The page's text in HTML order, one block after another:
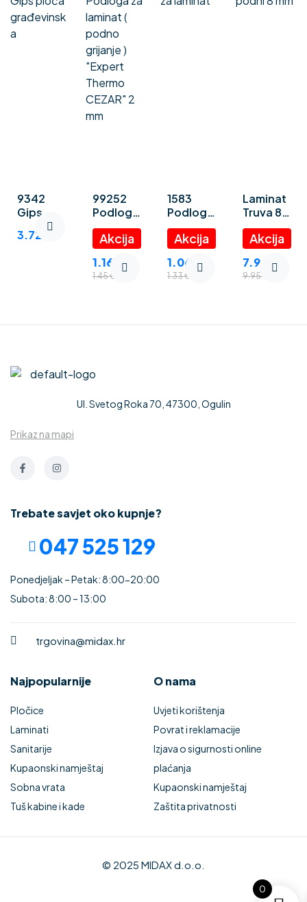
9342
Gips
ploča
građevin
3.72 €
99252
Podloga
za
laminat (
podno
grijanje )
“Expert
1.45€
1.16 €
1583
Podloga
za
laminat
“Polystyr
ene
foam” 3
1.33€
1.06 €
Laminat
Truva 8
mm
9.95€
7.96 €
Ul. Svetog Roka 70, 47300, Ogulin
Prikaz na mapi
Trebate savjet oko kupnje?
047 525 129
Ponedjeljak – Petak: 8:00-20:00
Subota: 8:00 – 13:00
trgovina@midax.hr
Najpopularnije
Pločice
Laminati
Sanitarije
Kupaonski namještaj
Sobna vrata
Tuš kabine i kade
O nama
Uvjeti korištenja
Povrat i reklamacije
Izjava o sigurnosti online
plaćanja
Kupaonski namještaj
Zaštita privatnosti
© 2025 MIDAX d.o.o.
0